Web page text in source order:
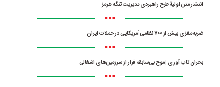
انتشار متن اولیۀ طرح راهبردی مدیریت تنگه هرمز
•••
ضربه مغزی بیش از ۷۰۰ نظامی آمریکایی در حملات ایران
•••
بحران تاب آوری | موج بی‌سابقه فرار از سرزمین‌های اشغالی
•••